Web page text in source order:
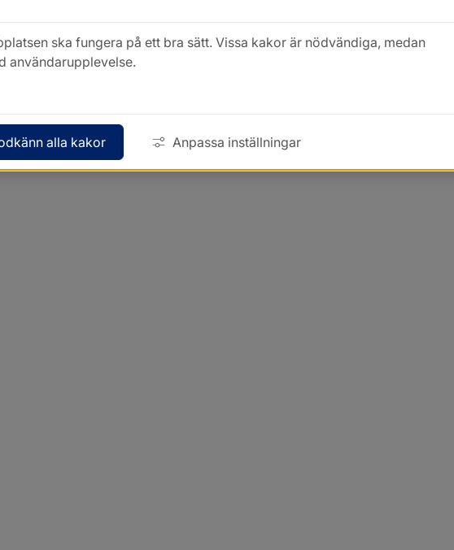
ska fungera på ett bra sätt. Vissa kakor är nödvändiga, medan
användarupplevelse.
alla kakor Anpassa inställningar